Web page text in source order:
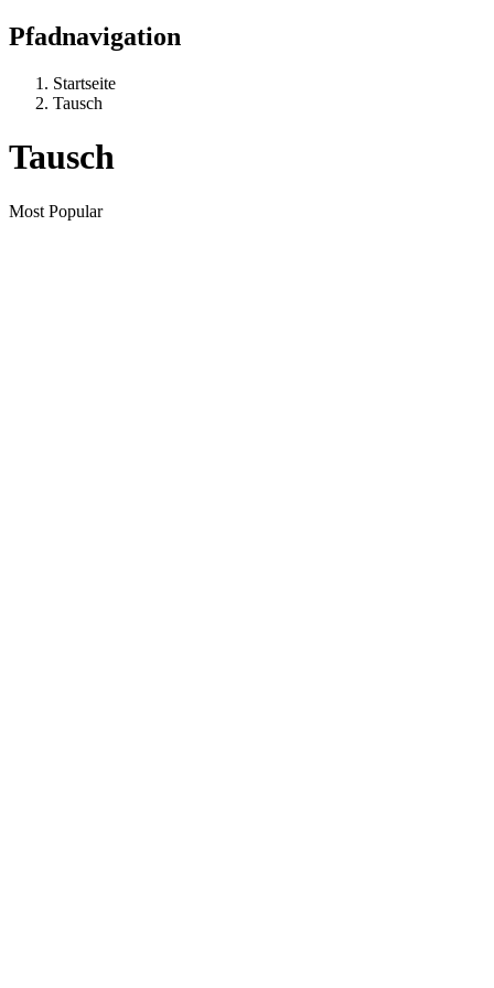
Pfadnavigation
Startseite
Tausch
Tausch
Most Popular